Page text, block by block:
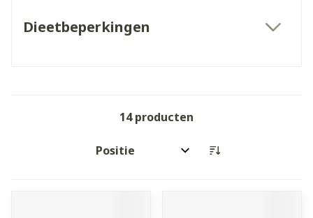
Dieetbeperkingen
14producten
Sorteer op: